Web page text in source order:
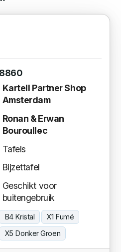
8860
Kartell Partner Shop
Amsterdam
Ronan & Erwan
Bouroullec
Tafels
Bijzettafel
Geschikt voor
buitengebruik
B4 Kristal
X1 Fumé
X5 Donker Groen